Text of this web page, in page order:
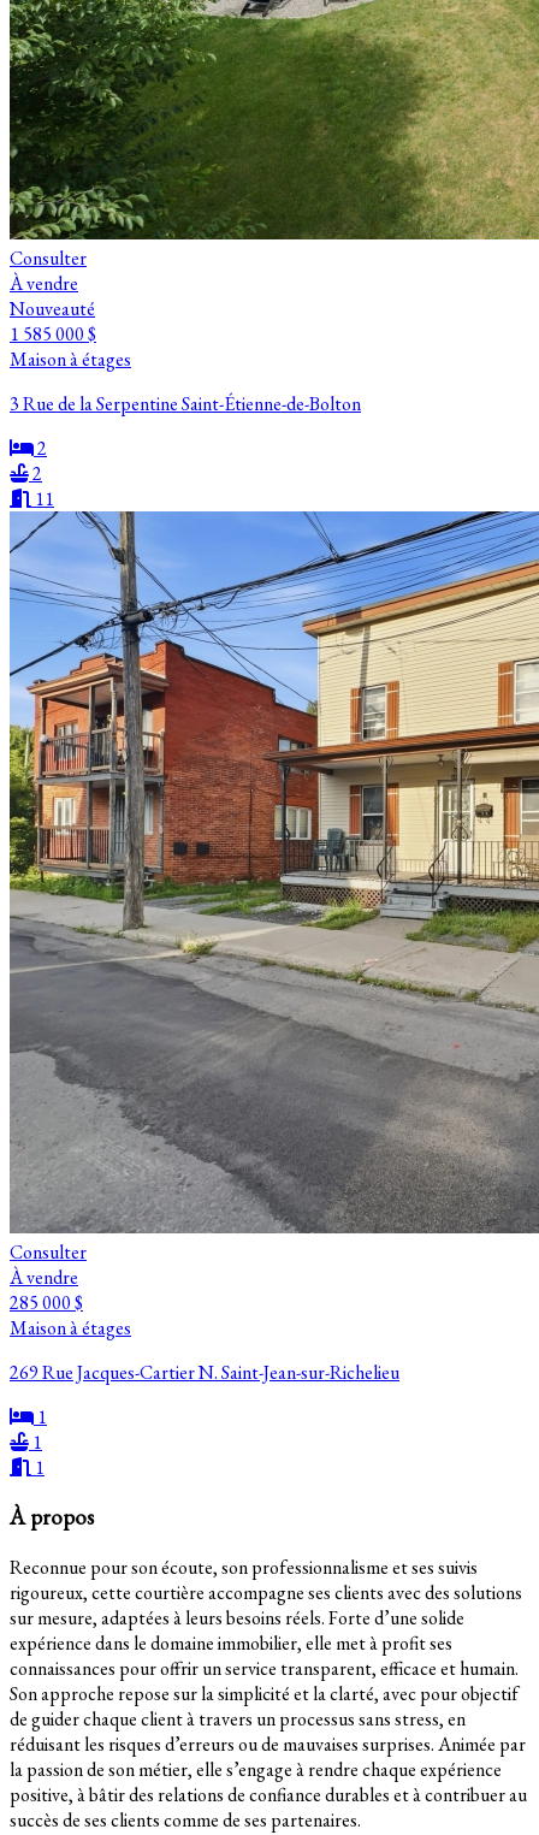
Consulter
À vendre
Nouveauté
1 585 000 $
Maison à étages
3 Rue de la Serpentine Saint-Étienne-de-Bolton
2
2
11
Consulter
À vendre
285 000 $
Maison à étages
269 Rue Jacques-Cartier N. Saint-Jean-sur-Richelieu
1
1
1
À propos
Reconnue pour son écoute, son professionnalisme et ses suivis
rigoureux, cette courtière accompagne ses clients avec des solutions
sur mesure, adaptées à leurs besoins réels. Forte d’une solide
expérience dans le domaine immobilier, elle met à profit ses
connaissances pour offrir un service transparent, efficace et humain.
Son approche repose sur la simplicité et la clarté, avec pour objectif
de guider chaque client à travers un processus sans stress, en
réduisant les risques d’erreurs ou de mauvaises surprises. Animée par
la passion de son métier, elle s’engage à rendre chaque expérience
positive, à bâtir des relations de confiance durables et à contribuer au
succès de ses clients comme de ses partenaires.